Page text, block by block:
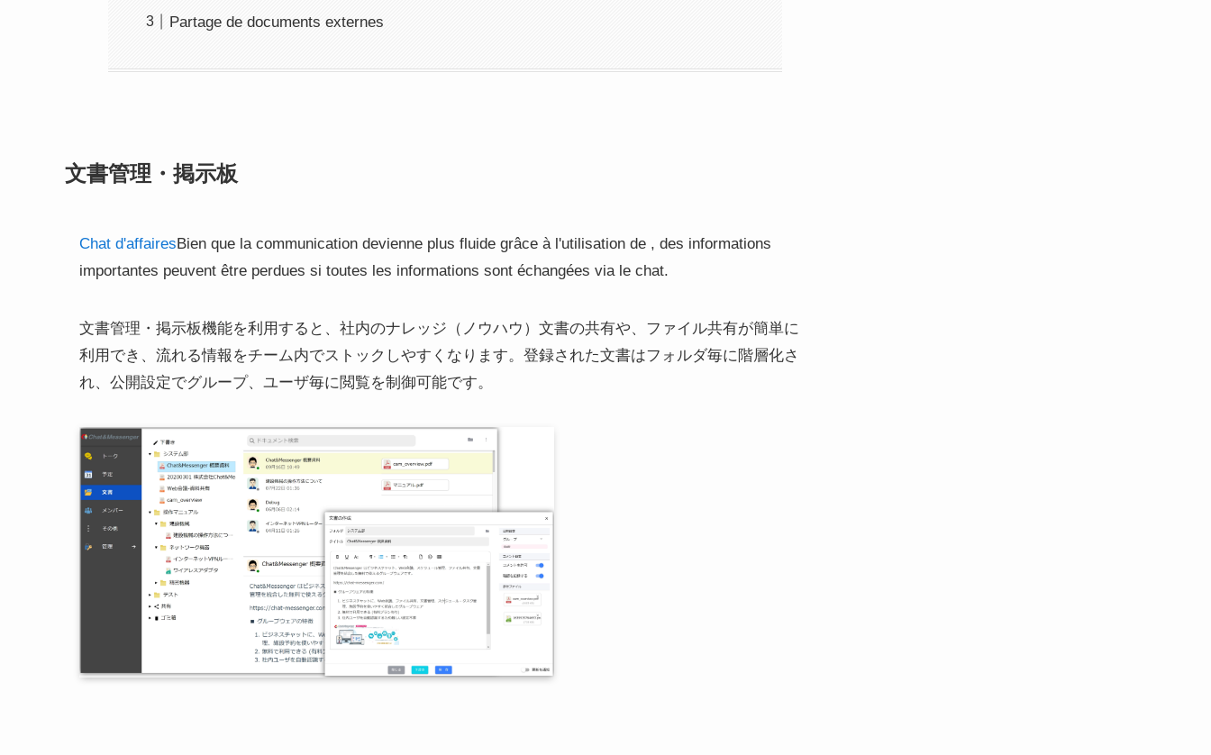
Partage de documents externes
文書管理・掲示板
Chat d'affaires Bien que la communication devienne plus fluide grâce à l'utilisation de , des informations
importantes peuvent être perdues si toutes les informations sont échangées via le chat.
文書管理・掲示板機能を利用すると、社内のナレッジ（ノウハウ）文書の共有や、ファイル共有が簡単に
利用でき、流れる情報をチーム内でストックしやすくなります。登録された文書はフォルダ毎に階層化さ
れ、公開設定でグループ、ユーザ毎に閲覧を制御可能です。